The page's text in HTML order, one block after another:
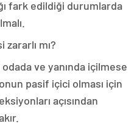
fark edildiği durumlarda
mı?
ve yanında içilmese
pasif içici olması için
açısından